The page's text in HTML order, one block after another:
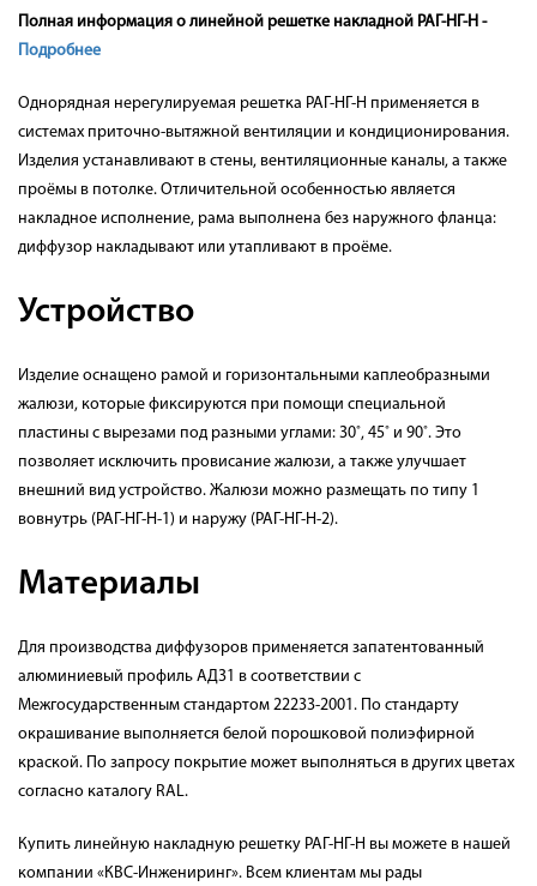
Полная информация о линейной решетке накладной РАГ-НГ-Н -
Подробнее
Однорядная нерегулируемая решетка РАГ-НГ-Н применяется в
системах приточно-вытяжной вентиляции и кондиционирования.
Изделия устанавливают в стены, вентиляционные каналы, а также
проёмы в потолке. Отличительной особенностью является
накладное исполнение, рама выполнена без наружного фланца:
диффузор накладывают или утапливают в проёме.
Устройство
Изделие оснащено рамой и горизонтальными каплеобразными
жалюзи, которые фиксируются при помощи специальной
пластины с вырезами под разными углами: 30˚, 45˚ и 90˚. Это
позволяет исключить провисание жалюзи, а также улучшает
внешний вид устройство. Жалюзи можно размещать по типу 1
вовнутрь (РАГ-НГ-Н-1) и наружу (РАГ-НГ-Н-2).
Материалы
Для производства диффузоров применяется запатентованный
алюминиевый профиль АД31 в соответствии с
Межгосударственным стандартом 22233-2001. По стандарту
окрашивание выполняется белой порошковой полиэфирной
краской. По запросу покрытие может выполняться в других цветах
согласно каталогу RAL.
Купить линейную накладную решетку РАГ-НГ-Н вы можете в нашей
компании «КВС-Инжениринг». Всем клиентам мы рады